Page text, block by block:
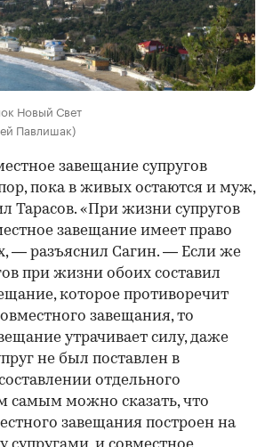
Новый Свет
Павлишак)
завещание супругов
пока в живых остаются и муж,
Тарасов. «При жизни супругов
завещание имеет право
— разъяснил Сагин. — Если же
при жизни обоих составил
которое противоречит
завещания, то
утрачивает силу, даже
не был поставлен в
отдельного
самым можно сказать, что
завещания построен на